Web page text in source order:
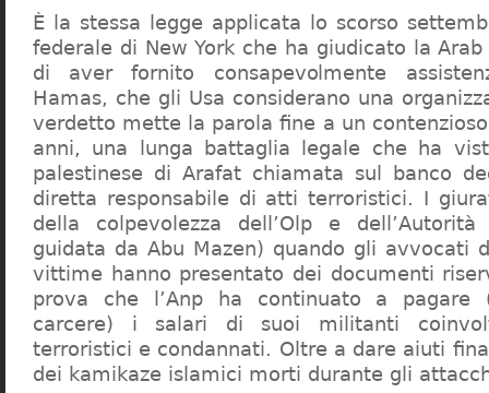
È la stessa legge applicata lo scorso
federale di New York che ha giudicato la Arab
di aver fornito consapevolmente
Hamas, che gli Usa considerano una
verdetto mette la parola fine a un
anni, una lunga battaglia legale che ha
palestinese di Arafat chiamata sul banco
diretta responsabile di atti terroristici. I
della colpevolezza dell’Olp e
guidata da Abu Mazen) quando gli avvocati
vittime hanno presentato dei documenti
prova che l’Anp ha continuato a pagare
carcere) i salari di suoi militanti
terroristici e condannati. Oltre a dare aiuti
dei kamikaze islamici morti durante gli